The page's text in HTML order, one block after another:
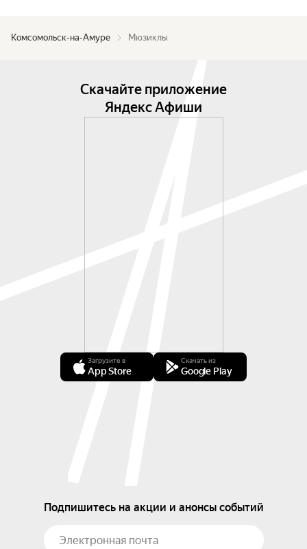
Комсомольск-на-Амуре Мюзиклы
Скачайте приложение
Яндекс Афиши
Загрузите в
App Store
Скачать из
Google Play
Подпишитесь на акции и анонсы событий